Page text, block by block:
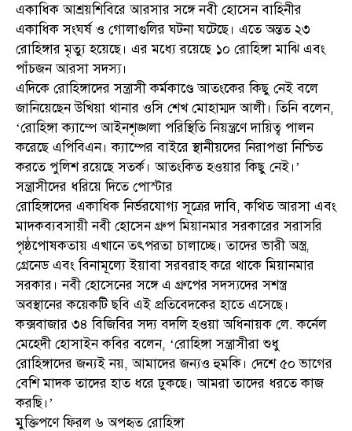
একাধিক আশ্রয়শিবিরে আরসার সঙ্গে নবী হোসেন বাহিনীর
একাধিক সংঘর্ষ ও গোলাগুলির ঘটনা ঘটেছে। এতে অন্তত ২৩
রোহিঙ্গার মৃত্যু হয়েছে। এর মধ্যে রয়েছে ১০ রোহিঙ্গা মাঝি এবং
পাঁচজন আরসা সদস্য।
এদিকে রোহিঙ্গাদের সন্ত্রাসী কর্মকাণ্ডে আতংকের কিছু নেই বলে
জানিয়েছেন উখিয়া থানার ওসি শেখ মোহাম্মদ আলী। তিনি বলেন,
‘রোহিঙ্গা ক্যাম্পে আইনশৃঙ্খলা পরিস্থিতি নিয়ন্ত্রণে দায়িত্ব পালন
করেছে এপিবিএন। ক্যাম্পের বাইরে স্থানীয়দের নিরাপত্তা নিশ্চিত
করতে পুলিশ রয়েছে সতর্ক। আতংকিত হওয়ার কিছু নেই।’
সন্ত্রাসীদের ধরিয়ে দিতে পোস্টার
রোহিঙ্গাদের একাধিক নির্ভরযোগ্য সূত্রের দাবি, কথিত আরসা এবং
মাদকব্যবসায়ী নবী হোসেন গ্রুপ মিয়ানমার সরকারের সরাসরি
পৃষ্ঠপোষকতায় এখানে তৎপরতা চালাচ্ছে। তাদের ভারী অস্ত্র,
গ্রেনেড এবং বিনামূল্যে ইয়াবা সরবরাহ করে থাকে মিয়ানমার
সরকার। নবী হোসেনের সঙ্গে এ গ্রুপের সদস্যদের সশস্ত্র
অবস্থানের কয়েকটি ছবি এই প্রতিবেদকের হাতে এসেছে।
কক্সবাজার ৩৪ বিজিবির সদ্য বদলি হওয়া অধিনায়ক লে. কর্নেল
মেহেদী হোসাইন কবির বলেন, ‘রোহিঙ্গা সন্ত্রাসীরা শুধু
রোহিঙ্গাদের জন্যই নয়, আমাদের জন্যও হুমকি। দেশে ৫০ ভাগের
বেশি মাদক তাদের হাত ধরে ঢুকছে। আমরা তাদের ধরতে কাজ
করছি।’
মুক্তিপণে ফিরল ৬ অপহৃত রোহিঙ্গা